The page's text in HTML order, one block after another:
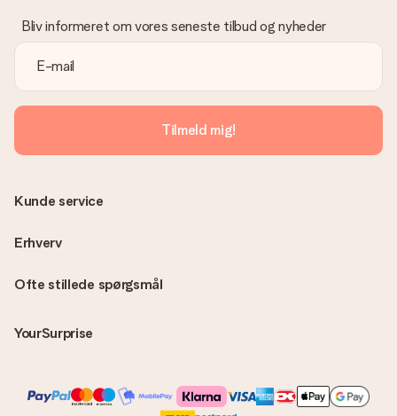
Bliv informeret om vores seneste tilbud og nyheder
Tilmeld mig!
Ofte stillede spørgsmål
YourSurprise
Kunde service
Erhverv